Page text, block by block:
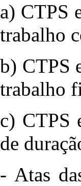
a) CTPS
trabalho
b) CTPS
trabalho
c) CTPS
de
- Atas